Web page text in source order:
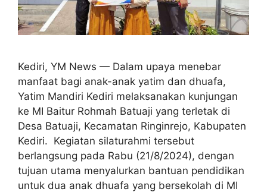
Kediri, YM News — Dalam upaya menebar
manfaat bagi anak-anak yatim dan dhuafa,
Yatim Mandiri Kediri melaksanakan kunjungan
ke MI Baitur Rohmah Batuaji yang terletak di
Desa Batuaji, Kecamatan Ringinrejo, Kabupaten
Kediri. Kegiatan silaturahmi tersebut
berlangsung pada Rabu (21/8/2024), dengan
tujuan utama menyalurkan bantuan pendidikan
untuk dua anak dhuafa yang bersekolah di MI